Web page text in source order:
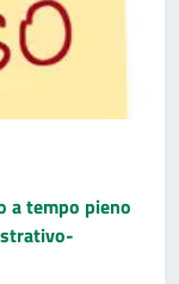
a tempo pieno